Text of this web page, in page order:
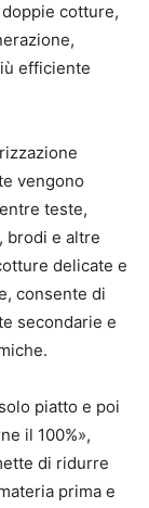
cotture,
efficiente
vengono
teste,
brodi e altre
delicate e
consente di
secondarie e
piatto e poi
il 100%»,
di ridurre
prima e